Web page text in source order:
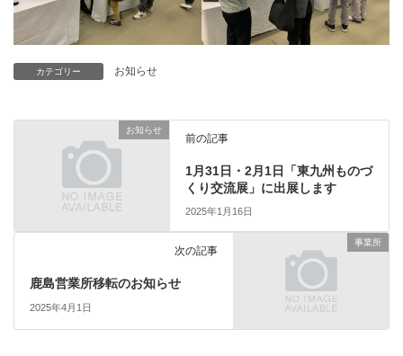
カテゴリー お知らせ
お知らせ
前の記事
1月31日・2月1日「東九州ものづ
くり交流展」に出展します
2025年1月16日
事業所
次の記事
鹿島営業所移転のお知らせ
2025年4月1日